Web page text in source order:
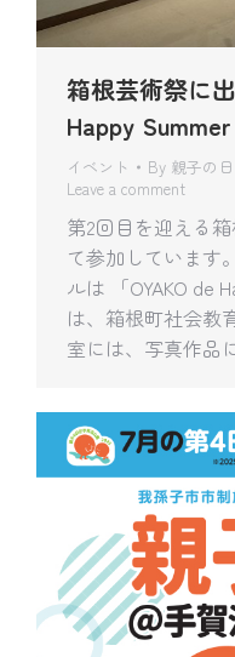
箱根芸術祭に
Happy Summer
イベント By 親子の
Leave a comment
第2回目を迎える
て参加しています
ルは 「OYAKO de
は、箱根町社会教
室には、写真作品